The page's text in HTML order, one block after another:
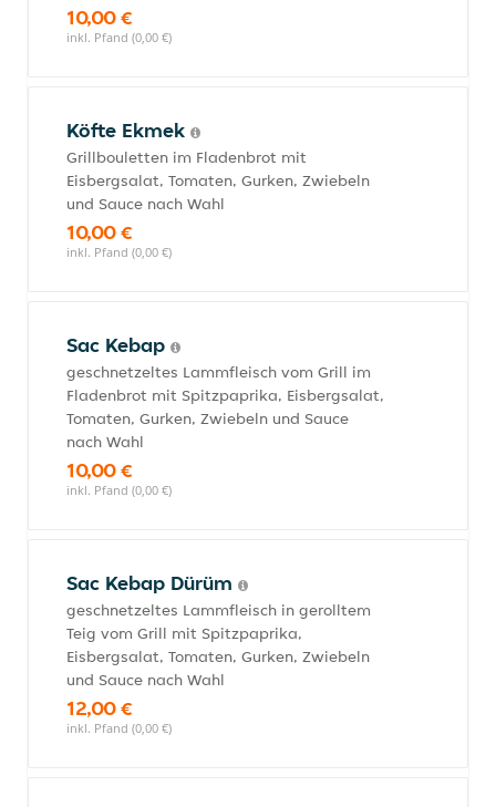
10,00 €
inkl. Pfand (0,00 €)
Köfte Ekmek
Grillbouletten im Fladenbrot mit
Eisbergsalat, Tomaten, Gurken, Zwiebeln
und Sauce nach Wahl
10,00 €
inkl. Pfand (0,00 €)
Sac Kebap
geschnetzeltes Lammfleisch vom Grill im
Fladenbrot mit Spitzpaprika, Eisbergsalat,
Tomaten, Gurken, Zwiebeln und Sauce
nach Wahl
10,00 €
inkl. Pfand (0,00 €)
Sac Kebap Dürüm
geschnetzeltes Lammfleisch in gerolltem
Teig vom Grill mit Spitzpaprika,
Eisbergsalat, Tomaten, Gurken, Zwiebeln
und Sauce nach Wahl
12,00 €
inkl. Pfand (0,00 €)